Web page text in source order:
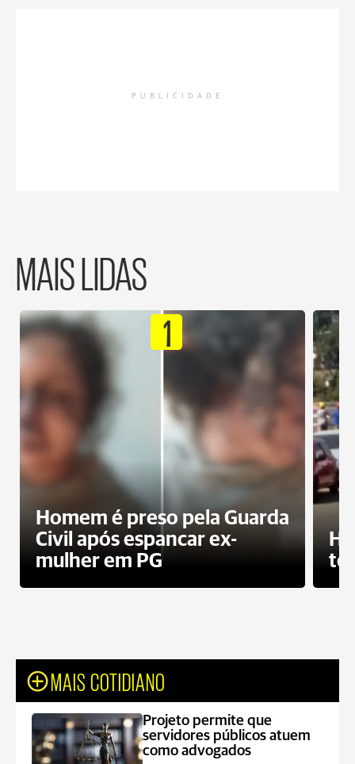
PUBLICIDADE
MAIS LIDAS
1
Homem é preso pela Guarda
Civil após espancar ex-
mulher em PG
MAIS COTIDIANO
Projeto permite que
servidores públicos atuem
como advogados